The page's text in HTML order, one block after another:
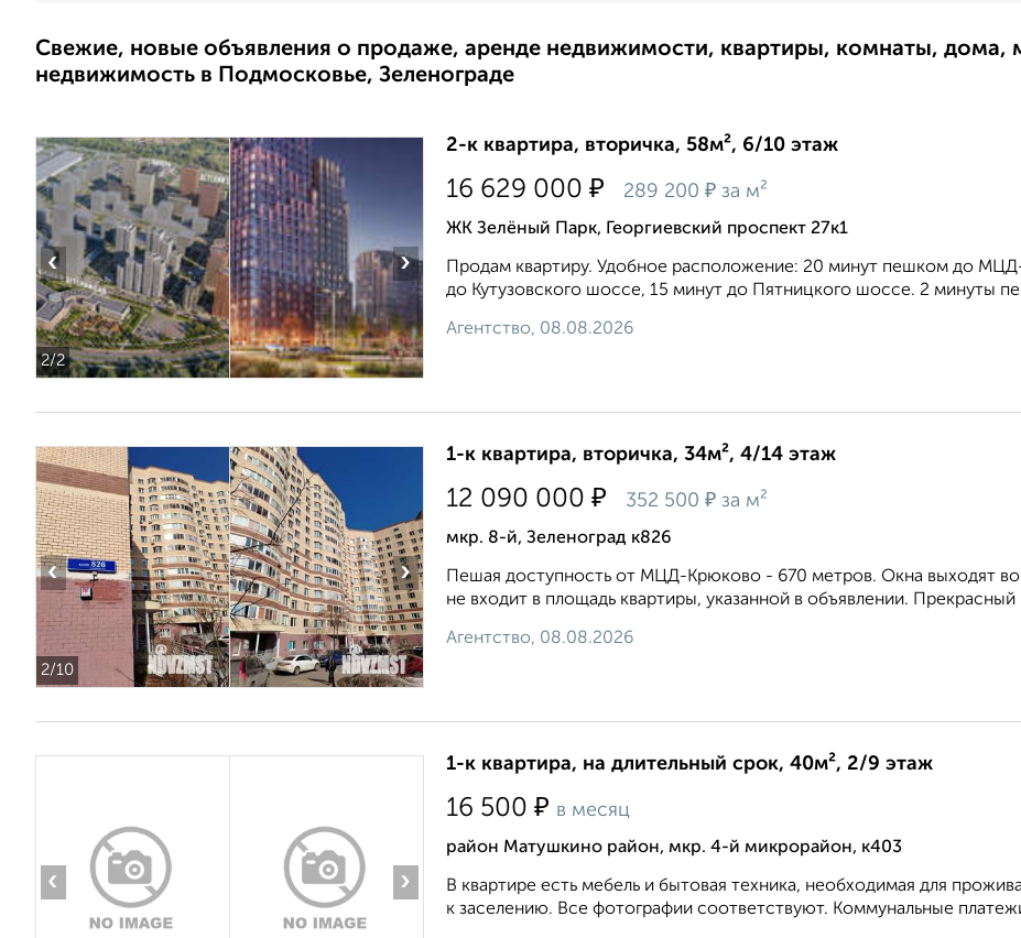
Свежие, новые объявления о продаже, аренде недвижимости, квартиры, комнаты, дома,
недвижимость в Подмосковье, Зеленограде
2/2
‹ ›
2-к квартира, вторичка, 58м², 6/10 этаж
16 629 000 ₽ 289 200 ₽ за м²
ЖК Зелёный Парк, Георгиевский проспект 27к1
Продам квартиру. Удобное расположение: 20 минут пешком до
до Кутузовского шоссе, 15 минут до Пятницкого шоссе. 2 минуты
Агентство, 08.08.2026
2/10
‹ ›
1-к квартира, вторичка, 34м², 4/14 этаж
12 090 000 ₽ 352 500 ₽ за м²
мкр. 8-й, Зеленоград к826
Пешая доступность от МЦД-Крюково - 670 метров. Окна выходят во
не входит в площадь квартиры, указанной в объявлении.
Агентство, 08.08.2026
‹ ›
1-к квартира, на длительный срок, 40м², 2/9 этаж
16 500 ₽ в месяц
район Матушкино район, мкр. 4-й микрорайон, к403
В квартире есть мебель и бытовая техника, необходимая для
к заселению. Все фотографии соответствуют. Коммунальные